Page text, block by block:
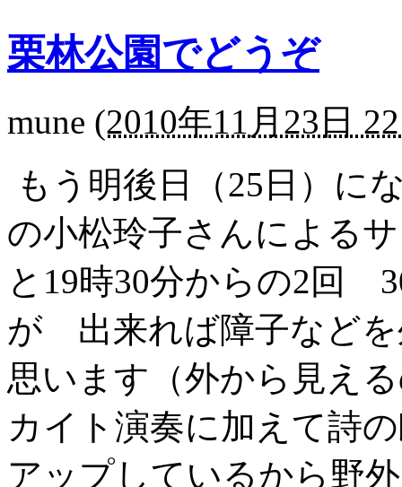
栗林公園でどうぞ
mune (2010年11月23日
もう明後日（25日）
の小松玲子さんによる
と19時30分からの2回
が 出来れば障子などを
思います（外から見え
カイト演奏に加えて詩
アップしているから野